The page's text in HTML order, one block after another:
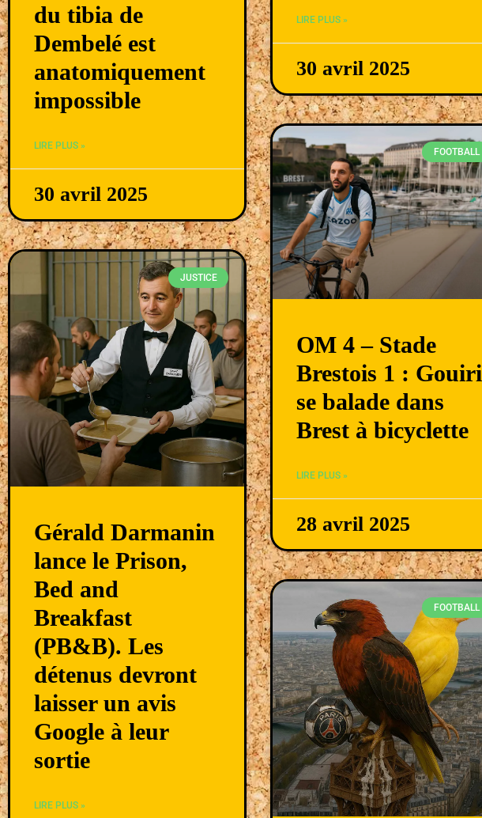
du tibia de
Dembelé est
anatomiquement
impossible
LIRE PLUS »
30 avril 2025
LIRE PLUS »
30 avril 2025
JUSTICE
Gérald Darmanin
lance le Prison,
Bed and
Breakfast
(PB&B). Les
détenus devront
laisser un avis
Google à leur
sortie
LIRE PLUS »
FOOTBALL
OM 4 – Stade
Brestois 1 : Gouiri
se balade dans
Brest à bicyclette
LIRE PLUS »
28 avril 2025
FOOTBALL